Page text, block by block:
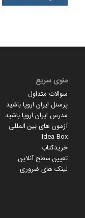
منوی سریع
سوالات متداول
پرسنل ایران اروپا باشید
مدرس ایران اروپا باشید
آزمون های بین المللی
Idea Box
خریدکتاب
تعیین سطح آنلاین
لینک های ضروری